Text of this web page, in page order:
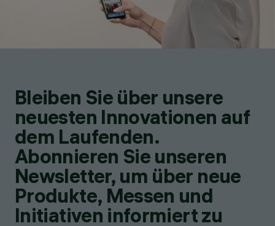
Bleiben Sie über unsere
neuesten Innovationen auf
dem Laufenden.
Abonnieren Sie unseren
Newsletter, um über neue
Produkte, Messen und
Initiativen informiert zu